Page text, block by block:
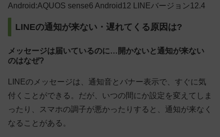
Android:AQUOS sense6 Android12 LINEバージョン12.4
LINEの通知が来ない・遅れてくる原因は?
メッセージは届いているのに…開かないと通知が来ない
のはなぜ?
LINEのメッセージは、通知音とバナー表示で、すぐに気
付くことができる。だが、いつの間にか設定を変えてしま
ったり、スマホの調子が悪かったりすると、通知が来なく
なることがある。